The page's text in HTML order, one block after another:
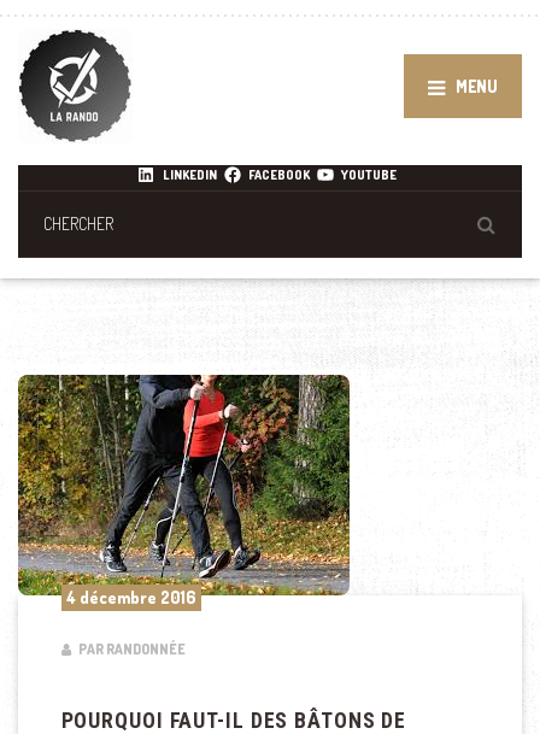
MENU
LINKEDIN FACEBOOK YOUTUBE
4 décembre 2016
PAR RANDONNÉE
POURQUOI FAUT-IL DES BÂTONS DE